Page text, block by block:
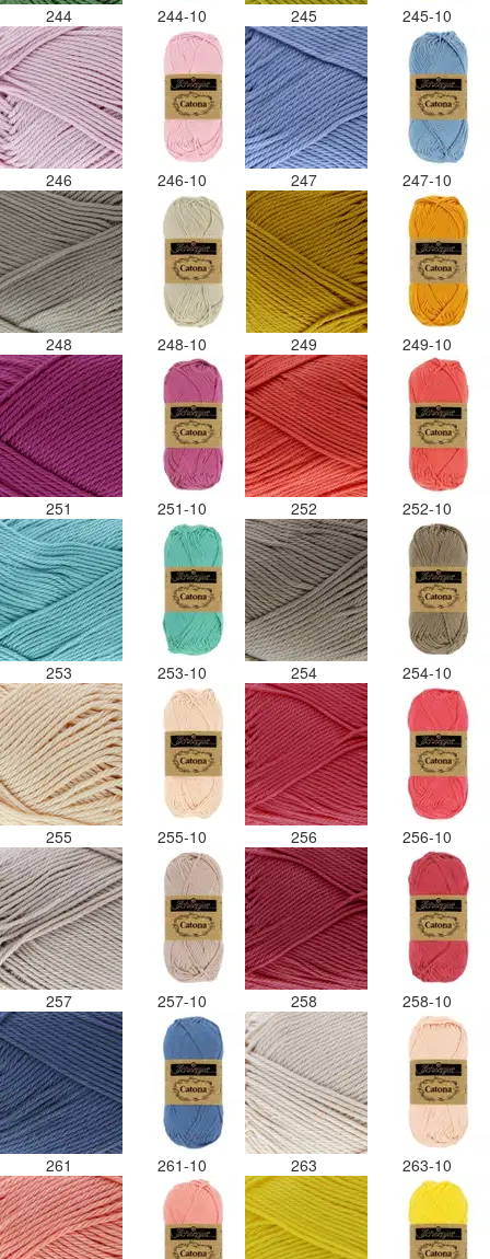
244 244-10 245 245-10
246 246-10 247 247-10
248 248-10 249 249-10
251 251-10 252 252-10
253 253-10 254 254-10
255 255-10 256 256-10
257 257-10 258 258-10
261 261-10 263 263-10